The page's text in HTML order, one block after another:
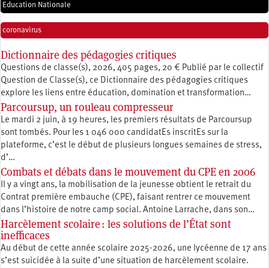
Education Nationale
coronavirus
Dictionnaire des pédagogies critiques
Questions de classe(s), 2026, 405 pages, 20 € Publié par le collectif
Question de Classe(s), ce Dictionnaire des pédagogies critiques
explore les liens entre éducation, ­domination et transformation…
Parcoursup, un rouleau compresseur
Le mardi 2 juin, à 19 heures, les premiers résultats de Parcoursup
sont tombés. Pour les 1 046 000 candidatEs inscritEs sur la
plateforme, c’est le début de plusieurs longues semaines de stress,
d’…
Combats et débats dans le mouvement du CPE en 2006
Il y a vingt ans, la mobilisation de la jeunesse obtient le retrait du
Contrat première embauche (CPE), faisant rentrer ce mouvement
dans l’histoire de notre camp social. Antoine Larrache, dans son…
Harcèlement scolaire : les solutions de l’État sont
inefficaces
Au début de cette année scolaire 2025-2026, une lycéenne de 17 ans
s’est suicidée à la suite d’une situation de harcèlement scolaire.